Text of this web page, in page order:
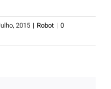
2015 | Robot | 0